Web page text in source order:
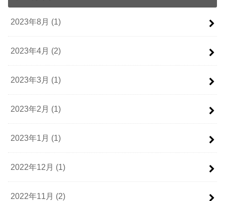
2023年8月 (1)
2023年4月 (2)
2023年3月 (1)
2023年2月 (1)
2023年1月 (1)
2022年12月 (1)
2022年11月 (2)